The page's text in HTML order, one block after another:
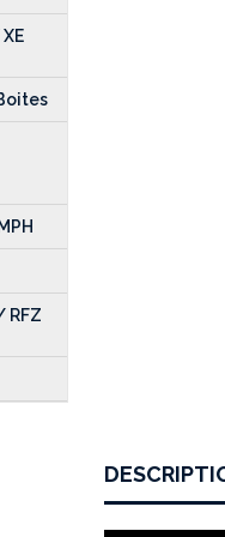
RFZ